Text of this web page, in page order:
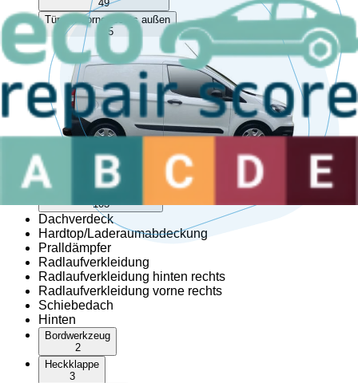
49
Türgriff vorne rechts außen
45
Türscheibe links hinten
2
Türscheibe rechts hinten
1
Türschloss links hinten
51
Türschloss links vorne
Türschloss rechts hinten
59
Türschloss rechts vorne
103
Dachverdeck
Hardtop/Laderaumabdeckung
Pralldämpfer
Radlaufverkleidung
Radlaufverkleidung hinten rechts
Radlaufverkleidung vorne rechts
Schiebedach
Hinten
Bordwerkzeug
2
Heckklappe
3